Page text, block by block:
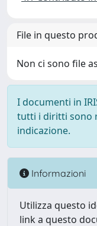
File in questo
Non ci sono file
I documenti in
tutti i diritti sono
indicazione.
Informazioni
Utilizza questo
link a questo